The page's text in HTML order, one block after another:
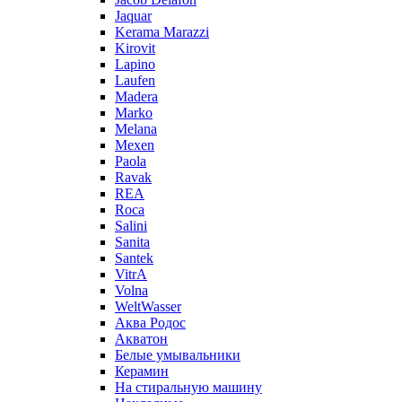
Jaquar
Kerama Marazzi
Kirovit
Lapino
Laufen
Madera
Marko
Melana
Mexen
Paola
Ravak
REA
Roca
Salini
Sanita
Santek
VitrA
Volna
WeltWasser
Аква Родос
Акватон
Белые умывальники
Керамин
На стиральную машину